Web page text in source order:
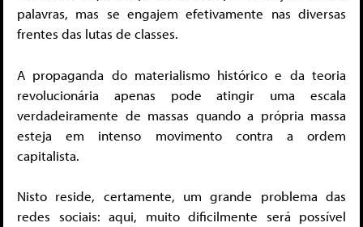
palavras, mas se engajem efetivamente nas diversas
frentes das lutas de classes.
A propaganda do materialismo histórico e da teoria
revolucionária apenas pode atingir uma escala
verdadeiramente de massas quando a própria massa
esteja em intenso movimento contra a ordem
capitalista.
Nisto reside, certamente, um grande problema das
redes sociais: aqui, muito dificilmente será possível